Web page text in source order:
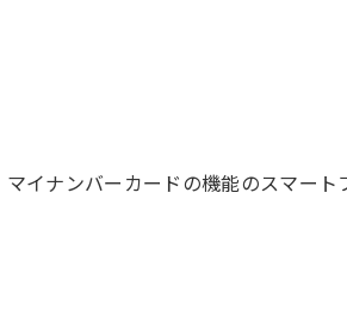
イナンバーカードの機能のスマート